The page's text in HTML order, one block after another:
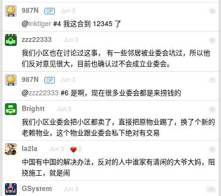
5
987N OP Jun 3
@inktiger #4 我这合到 12345 了
6
zzz22333 Jun 3
我们小区也在讨论过这事， 有一些邻居被业委会坑过，所以他
们反对意见很大，目前也确认过不会成立业委会。
7
987N OP Jun 3
@zzz22333 #6 是啊，现在很多业委会都是来捞钱的
8
Brightt Jun 3
我们小区业委会把小区都卖了，直接把原物业踢了，换了个新的
老赖物业，这个物业跟业委会私下绝对有交易
9
la2la Jun 3 2
中国有中国的解决办法，反对的人中谁家有清闲的大爷大妈，阻
挠施工，就是闹
10
GSystem Jun 3